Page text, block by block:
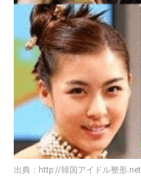
出典： http://韓国アイドル整形.net